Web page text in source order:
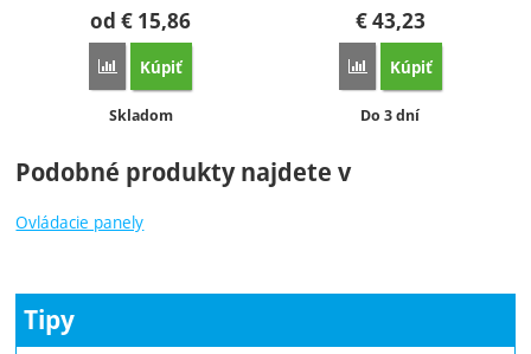
od€ 15,86
Porovnať
Kúpiť
Dostupnosť:
Skladom
€43,23
Porovnať
Kúpiť
Dostupnosť:
Do 3 dní
Podobné produkty najdete v
Ovládacie panely
Tipy